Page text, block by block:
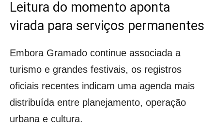
Leitura do momento aponta
virada para serviços permanentes
Embora Gramado continue associada a
turismo e grandes festivais, os registros
oficiais recentes indicam uma agenda mais
distribuída entre planejamento, operação
urbana e cultura.